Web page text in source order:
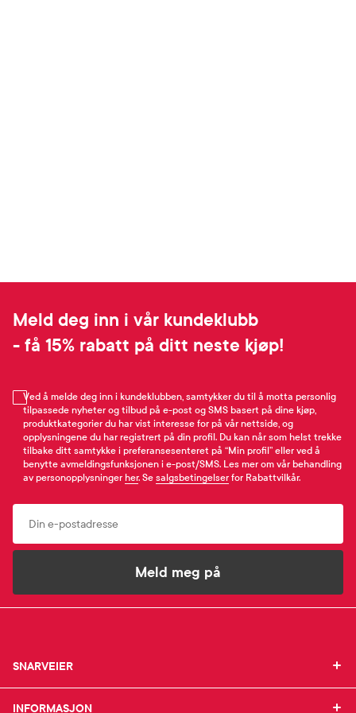
Meld deg inn i vår kundeklubb
- få 15% rabatt på ditt neste kjøp!
Ved å melde deg inn i kundeklubben, samtykker du til å motta personlig
tilpassede nyheter og tilbud på e-post og SMS basert på dine kjøp,
produktkategorier du har vist interesse for på vår nettside, og
opplysningene du har registrert på din profil. Du kan når som helst trekke
tilbake ditt samtykke i preferansesenteret på “Min profil” eller ved å
benytte avmeldingsfunksjonen i e-post/SMS. Les mer om vår behandling
av personopplysninger her. Se salgsbetingelser for Rabattvilkår.
Meld meg på
SNARVEIER
SNARVEIER
INFORMASJON
INFORMASJON